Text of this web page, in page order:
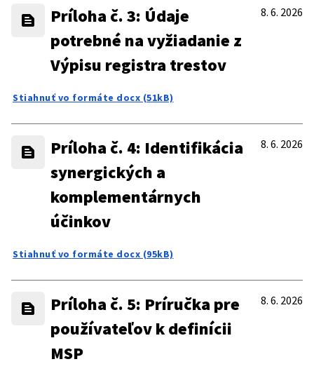
Príloha č. 3: Údaje
potrebné na vyžiadanie z
Výpisu registra trestov
8. 6. 2026
Stiahnuť vo formáte docx (51kB)
Príloha č. 4: Identifikácia
synergických a
komplementárnych
účinkov
8. 6. 2026
Stiahnuť vo formáte docx (95kB)
Príloha č. 5: Príručka pre
používateľov k definícii
MSP
8. 6. 2026